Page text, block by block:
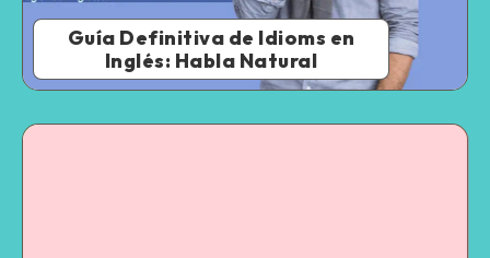
Guía Definitiva de Idioms en
Inglés: Habla Natural